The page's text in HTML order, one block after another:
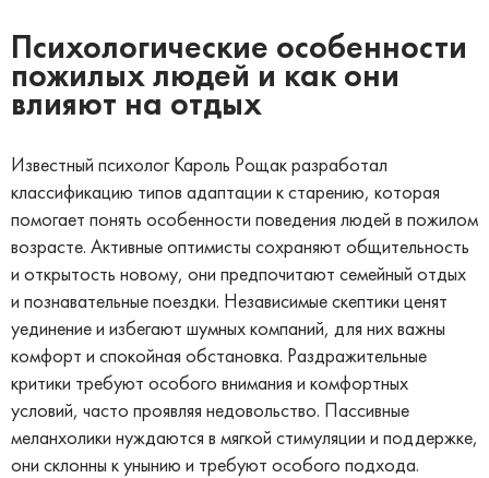
Психологические особенности
пожилых людей и как они
влияют на отдых
Известный психолог Кароль Рощак разработал
классификацию типов адаптации к старению, которая
помогает понять особенности поведения людей в пожилом
возрасте. Активные оптимисты сохраняют общительность
и открытость новому, они предпочитают семейный отдых
и познавательные поездки. Независимые скептики ценят
уединение и избегают шумных компаний, для них важны
комфорт и спокойная обстановка. Раздражительные
критики требуют особого внимания и комфортных
условий, часто проявляя недовольство. Пассивные
меланхолики нуждаются в мягкой стимуляции и поддержке,
они склонны к унынию и требуют особого подхода.